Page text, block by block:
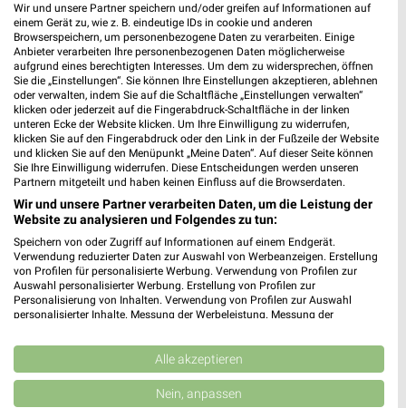
47,9 km
Angebote ab 08.08.
Gültig bis Sa. 29.08.
18,3 km
Büro Spezial
Gültig bis Fr. 14.08.
Wir und unsere Partner speichern und/oder greifen auf Informationen auf
einem Gerät zu, wie z. B. eindeutige IDs in cookie und anderen
Browserspeichern, um personenbezogene Daten zu verarbeiten. Einige
Anbieter verarbeiten Ihre personenbezogenen Daten möglicherweise
aufgrund eines berechtigten Interesses. Um dem zu widersprechen, öffnen
Sie die „Einstellungen“. Sie können Ihre Einstellungen akzeptieren, ablehnen
oder verwalten, indem Sie auf die Schaltfläche „Einstellungen verwalten“
klicken oder jederzeit auf die Fingerabdruck-Schaltfläche in der linken
unteren Ecke der Website klicken. Um Ihre Einwilligung zu widerrufen,
klicken Sie auf den Fingerabdruck oder den Link in der Fußzeile der Website
und klicken Sie auf den Menüpunkt „Meine Daten“. Auf dieser Seite können
Sie Ihre Einwilligung widerrufen. Diese Entscheidungen werden unseren
Partnern mitgeteilt und haben keinen Einfluss auf die Browserdaten.
Wir und unsere Partner verarbeiten Daten, um die Leistung der
Website zu analysieren und Folgendes zu tun:
Speichern von oder Zugriff auf Informationen auf einem Endgerät.
Verwendung reduzierter Daten zur Auswahl von Werbeanzeigen. Erstellung
von Profilen für personalisierte Werbung. Verwendung von Profilen zur
Auswahl personalisierter Werbung. Erstellung von Profilen zur
Personalisierung von Inhalten. Verwendung von Profilen zur Auswahl
personalisierter Inhalte. Messung der Werbeleistung. Messung der
Kombinationen von Daten aus verschiedenen Quellen. Entwicklung und
Verbesserung der Angebote. Verwendung reduzierter Daten zur Auswahl
von Inhalten.
Daten können außerhalb der Europäischen Union weitergegeben und in die
Alle akzeptieren
Nein, anpassen